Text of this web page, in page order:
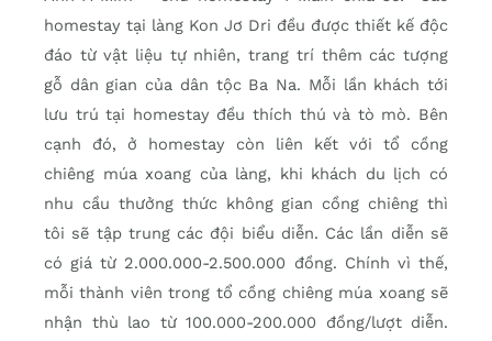
homestay tại làng Kon Jơ Dri đều được thiết kế độc
đáo từ vật liệu tự nhiên, trang trí thêm các tượng
gỗ dân gian của dân tộc Ba Na. Mỗi lần khách tới
lưu trú tại homestay đều thích thú và tò mò. Bên
cạnh đó, ở homestay còn liên kết với tổ cồng
chiêng múa xoang của làng, khi khách du lịch có
nhu cầu thưởng thức không gian cồng chiêng thì
tôi sẽ tập trung các đội biểu diễn. Các lần diễn sẽ
có giá từ 2.000.000-2.500.000 đồng. Chính vì thế,
mỗi thành viên trong tổ cồng chiêng múa xoang sẽ
nhận thù lao từ 100.000-200.000 đồng/lượt diễn.